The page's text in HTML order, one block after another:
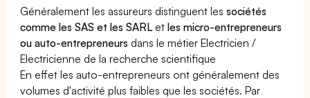
Généralement les assureurs distinguent lessociétés
comme les SAS et les SARL etles micro-entrepreneurs
ou auto-entrepreneurs dans le métier Electricien /
Electricienne de la recherche scientifique
En effet les auto-entrepreneurs ont généralement des
volumes d'activité plus faibles que les sociétés. Par